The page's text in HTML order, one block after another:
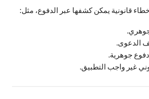
قانونية يمكن كشفها عبر الدفوع، مثل:
الدعوى.
جوهرية.
غير واجب التطبيق.